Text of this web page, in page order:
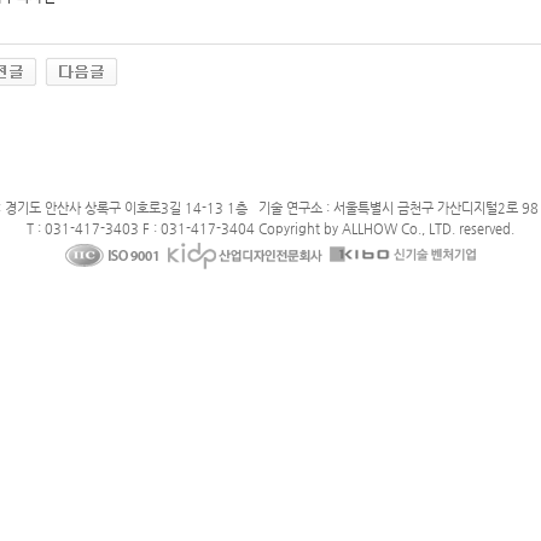
기도 안산사 상록구 이호로3길 14-13 1층 기술 연구소 : 서울특별시 금천구 가산디지털2로
T : 031-417-3403 F : 031-417-3404 Copyright by ALLHOW Co., LTD. reserved.